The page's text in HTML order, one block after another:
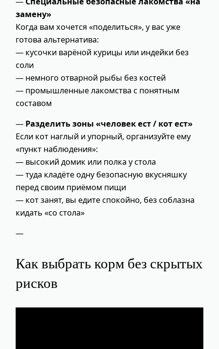
замену»
Когда вам хочется «поделиться», у вас уже
готова альтернатива:
— кусочки варёной курицы или индейки без
соли
— немного отварной рыбы без костей
— промышленные лакомства с понятным
составом
— Разделить зоны «человек ест / кот ест»
Если кот наглый и упорный, организуйте ему
«пункт наблюдения»:
— высокий домик или полка у стола
— туда кладёте одну безопасную вкусняшку
перед своим приёмом пищи
— кот занят, вы едите спокойно, без соблазна
кидать «со стола»
—
Как выбрать корм без скрытых
рисков